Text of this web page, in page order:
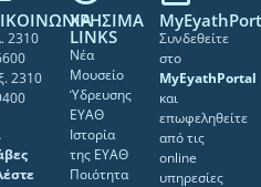
2310
2310
ΧΡΗΣΙΜΑ
LINKS
Νέα
Μουσείο
Ύδρευσης
ΕΥΑΘ
Ιστορία
της ΕΥΑΘ
Ποιότητα
Συνδεθείτε
στο
MyEyathPortal
και
επωφεληθείτε
από τις
online
υπηρεσίες